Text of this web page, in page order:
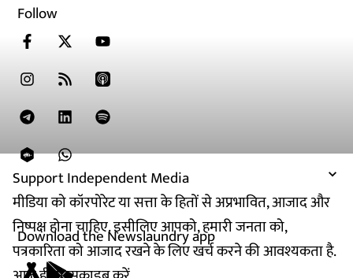
Support Independent Media
मीडिया को कॉरपोरेट या सत्ता के हितों से अप्रभावित, आजाद और
निष्पक्ष होना चाहिए. इसीलिए आपको, हमारी जनता को,
पत्रकारिता को आजाद रखने के लिए खर्च करने की आवश्यकता है.
Follow
Download the Newslaundry app